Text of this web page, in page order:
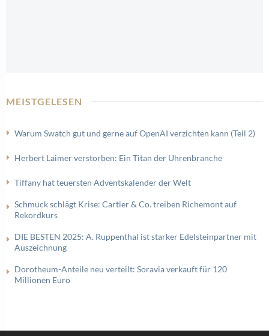
MEISTGELESEN
Warum Swatch gut und gerne auf OpenAI verzichten kann (Teil 2)
Herbert Laimer verstorben: Ein Titan der Uhrenbranche
Tiffany hat teuersten Adventskalender der Welt
Schmuck schlägt Krise: Cartier & Co. treiben Richemont auf
Rekordkurs
DIE BESTEN 2025: A. Ruppenthal ist starker Edelsteinpartner mit
Auszeichnung
Dorotheum-Anteile neu verteilt: Soravia verkauft für 120
Millionen Euro